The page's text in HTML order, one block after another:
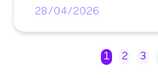
28/04/2026
1 2 3